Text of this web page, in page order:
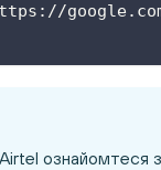
ознайомтеся